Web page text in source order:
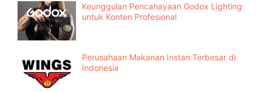
Keunggulan Pencahayaan Godox Lighting
untuk Konten Profesional
Perusahaan Makanan Instan Terbesar di
Indonesia